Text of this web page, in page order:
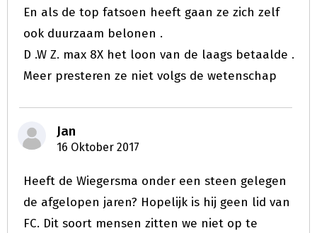
En als de top fatsoen heeft gaan ze zich zelf
ook duurzaam belonen .
D .W Z. max 8X het loon van de laags betaalde .
Meer presteren ze niet volgs de wetenschap
Jan
16 Oktober 2017
Heeft de Wiegersma onder een steen gelegen
de afgelopen jaren? Hopelijk is hij geen lid van
FC. Dit soort mensen zitten we niet op te